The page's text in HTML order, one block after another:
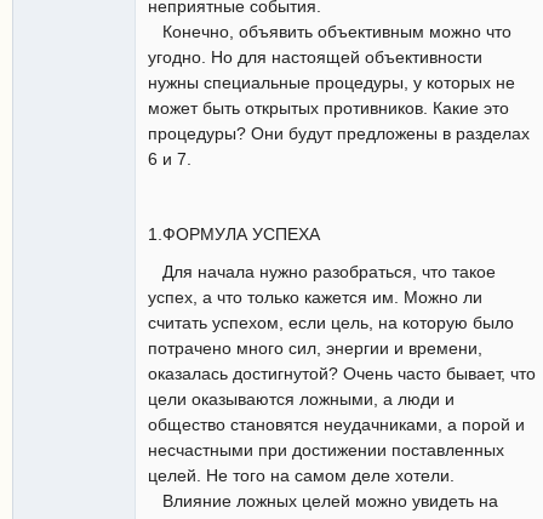
неприятные события.
Конечно, объявить объективным можно что
угодно. Но для настоящей объективности
нужны специальные процедуры, у которых не
может быть открытых противников. Какие это
процедуры? Они будут предложены в разделах
6 и 7.
1.ФОРМУЛА УСПЕХА
Для начала нужно разобраться, что такое
успех, а что только кажется им. Можно ли
считать успехом, если цель, на которую было
потрачено много сил, энергии и времени,
оказалась достигнутой? Очень часто бывает, что
цели оказываются ложными, а люди и
общество становятся неудачниками, а порой и
несчастными при достижении поставленных
целей. Не того на самом деле хотели.
Влияние ложных целей можно увидеть на